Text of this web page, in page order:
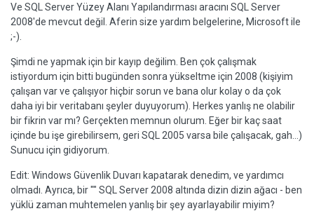
Ve SQL Server Yüzey Alanı Yapılandırması aracını SQL Server
2008'de mevcut değil. Aferin size yardım belgelerine, Microsoft ile
;-).
Şimdi ne yapmak için bir kayıp değilim. Ben çok çalışmak
istiyordum için bitti bugünden sonra yükseltme için 2008 (kişiyim
çalışan var ve çalışıyor hiçbir sorun ve bana olur kolay o da çok
daha iyi bir veritabanı şeyler duyuyorum). Herkes yanlış ne olabilir
bir fikrin var mı? Gerçekten memnun olurum. Eğer bir kaç saat
içinde bu işe girebilirsem, geri SQL 2005 varsa bile çalışacak, gah...)
Sunucu için gidiyorum.
Edit: Windows Güvenlik Duvarı kapatarak denedim, ve yardımcı
olmadı. Ayrıca, bir "" SQL Server 2008 altında dizin dizin ağacı - ben
yüklü zaman muhtemelen yanlış bir şey ayarlayabilir miyim?